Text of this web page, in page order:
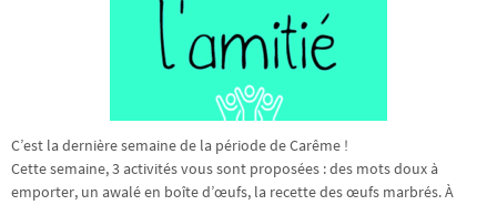
C’est la dernière semaine de la période de Carême !
Cette semaine, 3 activités vous sont proposées : des mots doux à
emporter, un awalé en boîte d’œufs, la recette des œufs marbrés. À